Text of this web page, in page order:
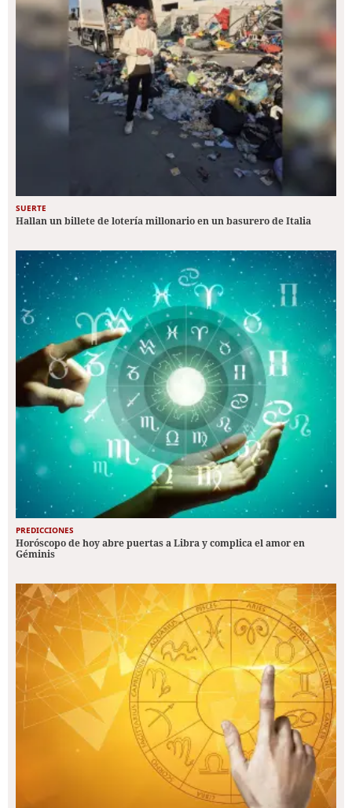
SUERTE
Hallan un billete de lotería millonario en un basurero de Italia
PREDICCIONES
Horóscopo de hoy abre puertas a Libra y complica el amor en
Géminis